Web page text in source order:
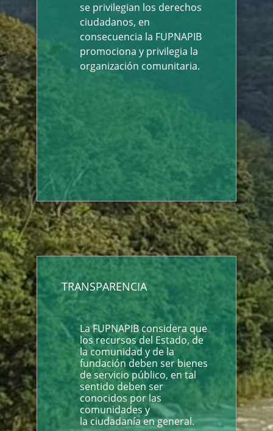
se privilegian los derechos
ciudadanos, en
consecuencia la FUPNAPIB
promociona y privilegia la
organización comunitaria.
TRANSPARENCIA
La FUPNAPIB considera que
los recursos del Estado, de
la comunidad y de la
fundación deben ser bienes
de servicio público, en tal
sentido deben ser
conocidos por las
comunidades y
la ciudadanía en general.